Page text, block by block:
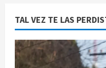
TAL VEZ TE LAS